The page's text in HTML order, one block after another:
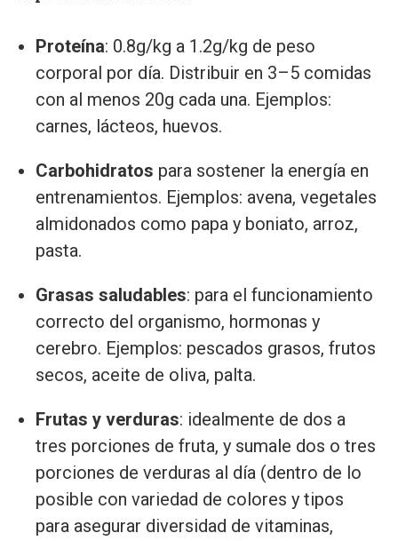
Proteína: 0.8g/kg a 1.2g/kg de peso
corporal por día. Distribuir en 3–5 comidas
con al menos 20g cada una. Ejemplos:
carnes, lácteos, huevos.
Carbohidratos para sostener la energía en
entrenamientos. Ejemplos: avena, vegetales
almidonados como papa y boniato, arroz,
pasta.
Grasas saludables: para el funcionamiento
correcto del organismo, hormonas y
cerebro. Ejemplos: pescados grasos, frutos
secos, aceite de oliva, palta.
Frutas y verduras: idealmente de dos a
tres porciones de fruta, y sumale dos o tres
porciones de verduras al día (dentro de lo
posible con variedad de colores y tipos
para asegurar diversidad de vitaminas,